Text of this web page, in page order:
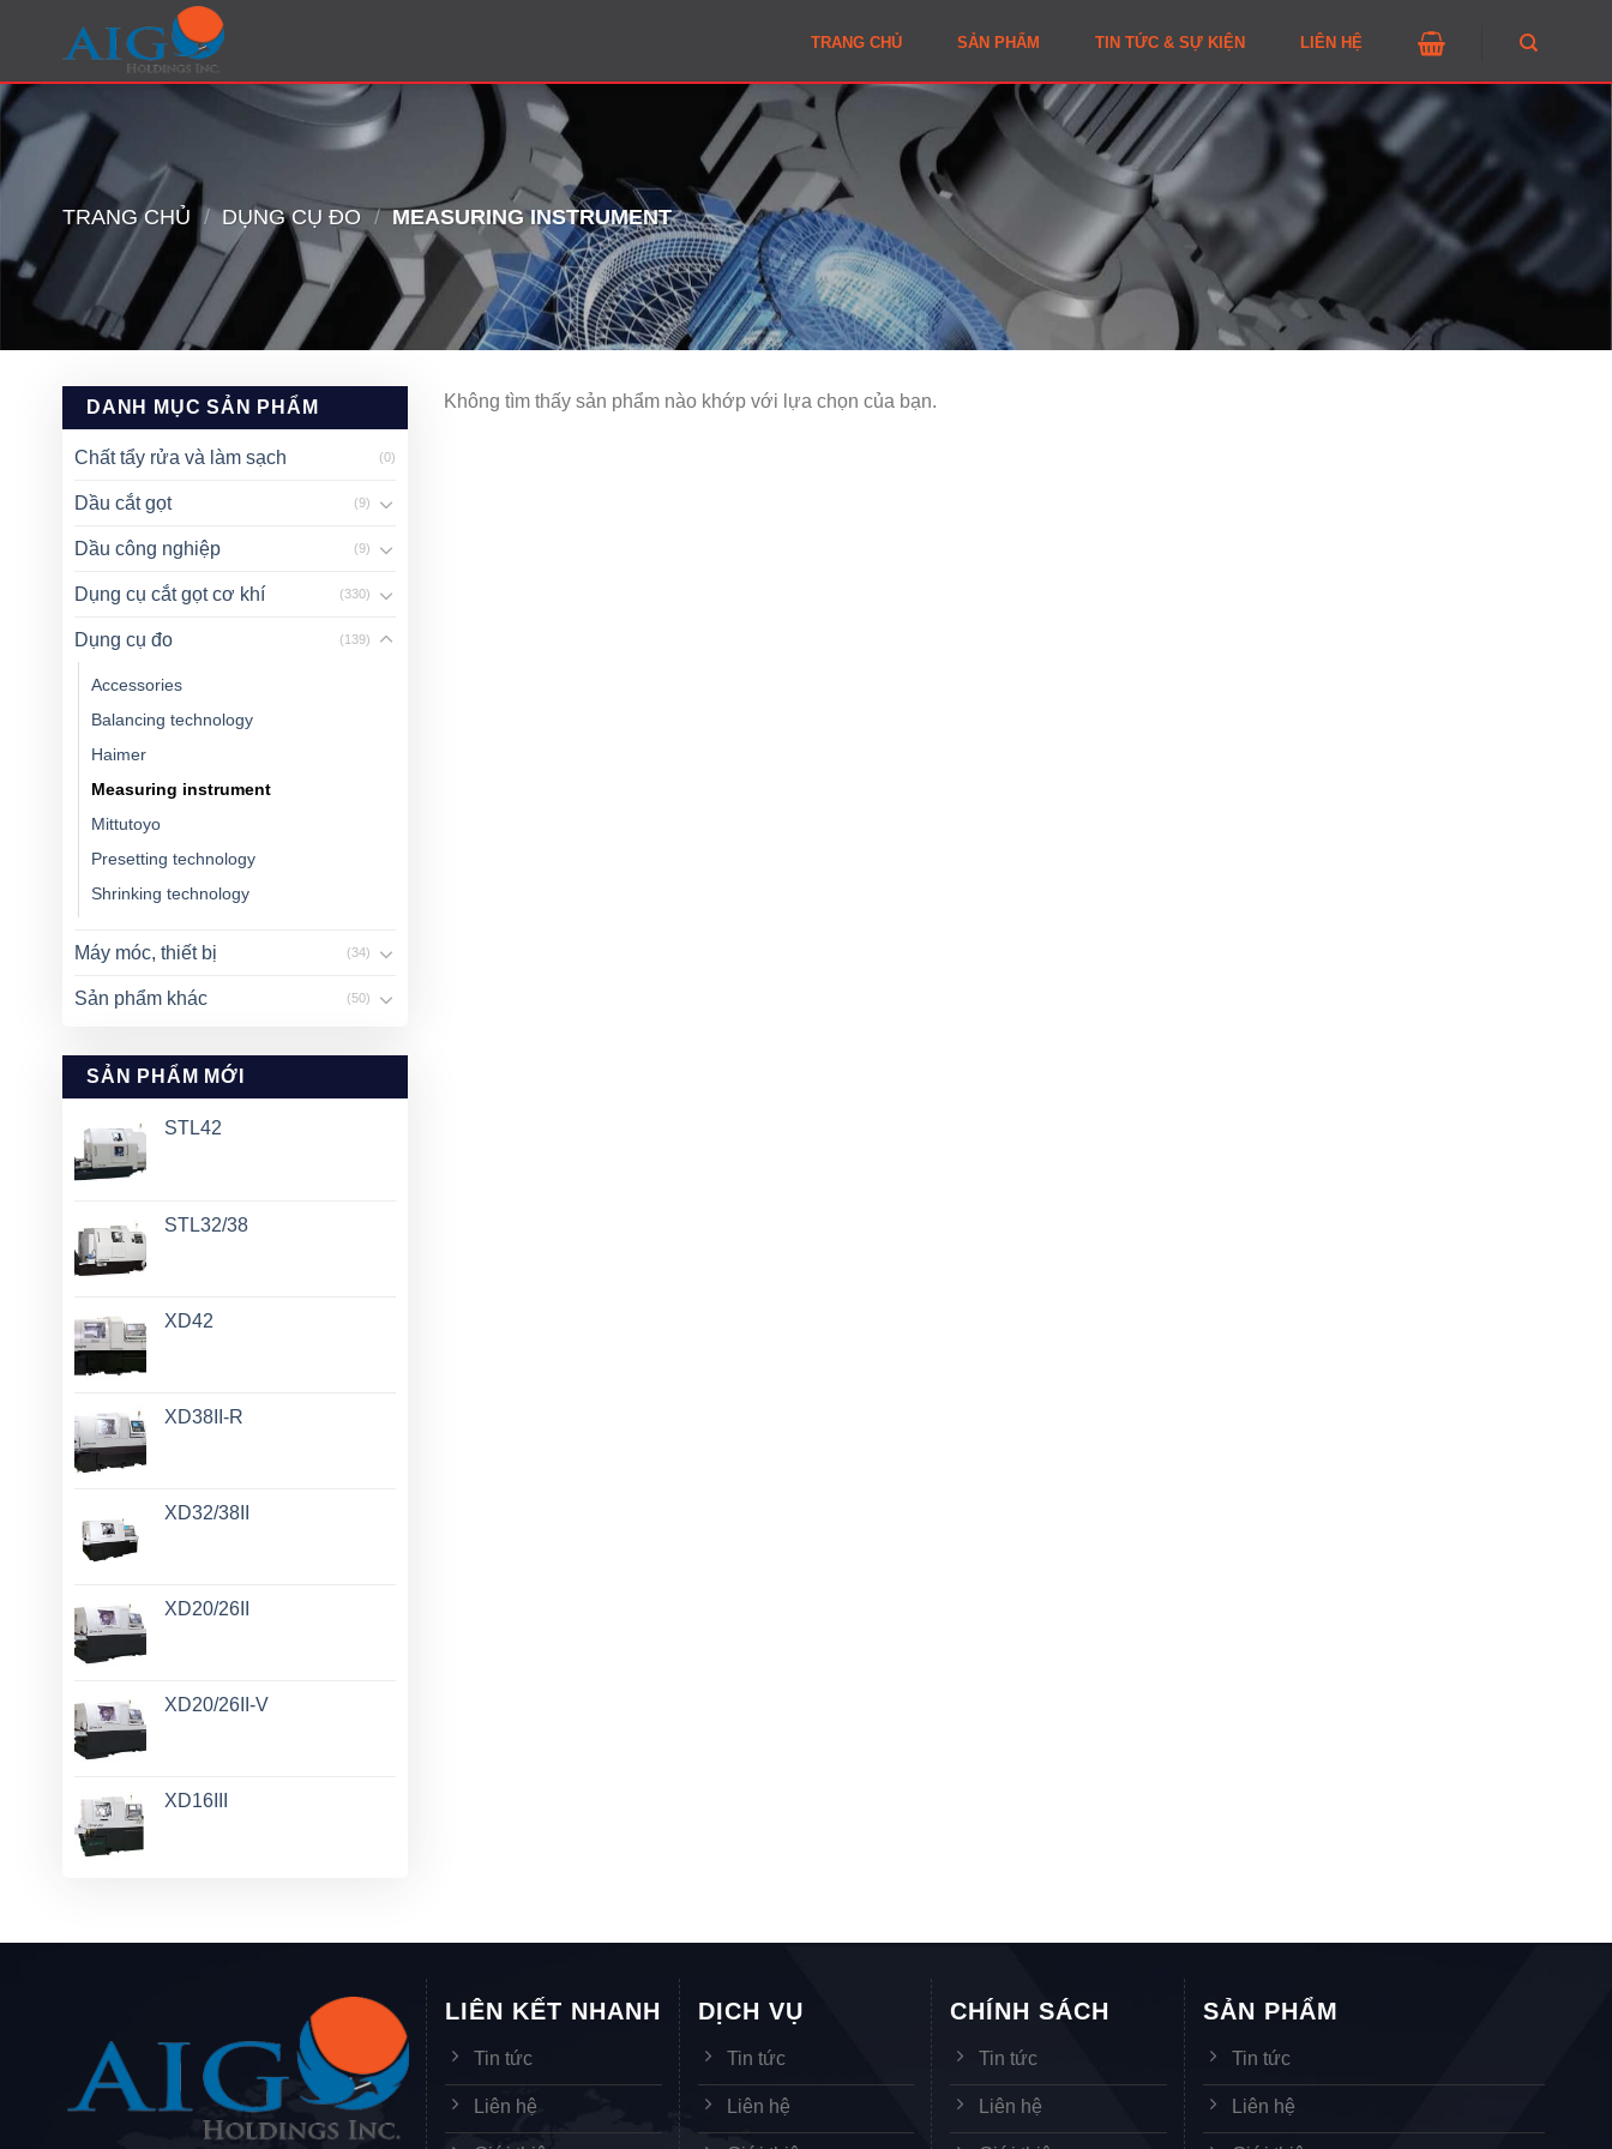
TRANG CHỦ SẢN PHẨM TIN TỨC & SỰ KIỆN LIÊN HỆ
TRANG CHỦ / DỤNG CỤ ĐO / MEASURING INSTRUMENT
DANH MỤC SẢN PHẨM
Chất tẩy rửa và làm sạch (0)
Dầu cắt gọt (9)
Dầu công nghiệp (9)
Dụng cụ cắt gọt cơ khí (330)
Dụng cụ đo (139)
Accessories
Balancing technology
Haimer
Measuring instrument
Mittutoyo
Presetting technology
Shrinking technology
Máy móc, thiết bị (34)
Sản phẩm khác (50)
SẢN PHẨM MỚI
STL42
STL32/38
XD42
XD38II-R
XD32/38II
XD20/26II
XD20/26II-V
XD16III
Không tìm thấy sản phẩm nào khớp với lựa chọn của bạn.
LIÊN KẾT NHANH
Tin tức
Liên hệ
DỊCH VỤ
Tin tức
Liên hệ
CHÍNH SÁCH
Tin tức
Liên hệ
SẢN PHẨM
Tin tức
Liên hệ